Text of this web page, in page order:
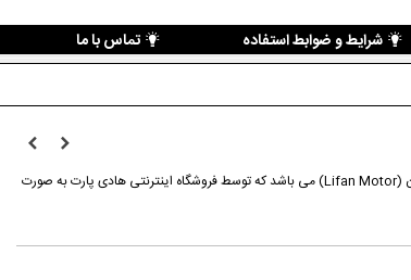
شرایط و ضوابط استفاده تماس با ما
قطعه دنده VVT لیفان X60 از محصولات تولیدی کمپانی لیفان (Lifan Motor) می باشد که توسط فروشگاه اینترنتی هادی پارت به صورت